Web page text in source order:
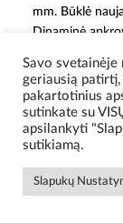
mm. Būklė
Dinaminė
Rādīt tehniskos
Savo svetainėje
geriausią
pakartotinius
sutinkate su
apsilankyti
sutikiamą.
Slapukų